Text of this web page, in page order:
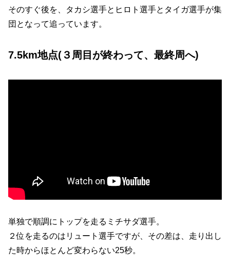
そのすぐ後を、タカシ選手とヒロト選手とタイガ選手が集
団となって追っています。
7.5km地点(３ 周目が終わって、最終周へ)
単独で順調にトップを走るミチサダ選手。
２位を走るのはリュート選手ですが、その差は、走り出し
た時からほとんど変わらない25秒。